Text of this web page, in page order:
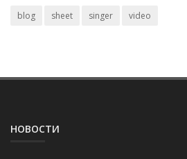
blog sheet singer video
НОВОСТИ